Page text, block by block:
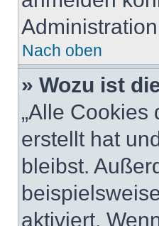
Nach oben
» Wozu ist
„Alle Cookies
erstellt hat
bleibst.
aktiviert.